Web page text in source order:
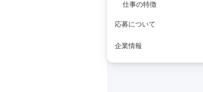
仕事の特徴
応募について
企業情報